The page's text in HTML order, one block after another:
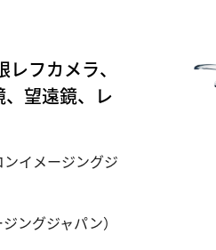
フカメラ、
望遠鏡、レ
イメージングジ
ングジャパン）